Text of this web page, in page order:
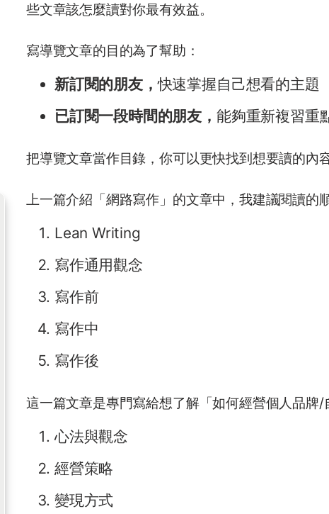
些文章該怎麼讀對你最有效益。
寫導覽文章的目的為了幫助：
新訂閱的朋友，快速掌握自己想看的主題
已訂閱一段時間的朋友， 能夠重新複習重
把導覽文章當作目錄，你可以更快找到想要讀的內
上一篇介紹「網路寫作」的文章中，我建議閱讀的
Lean Writing
寫作通用觀念
寫作前
寫作中
寫作後
這一篇文章是專門寫給想了解「如何經營個人品牌/
心法與觀念
經營策略
變現方式